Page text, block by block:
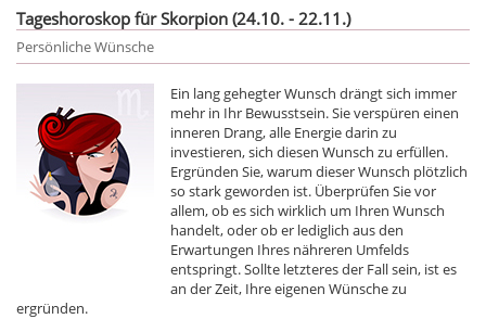
Tageshoroskop für Skorpion (24.10. - 22.11.)
Persönliche Wünsche
Ein lang gehegter Wunsch drängt sich immer
mehr in Ihr Bewusstsein. Sie verspüren einen
inneren Drang, alle Energie darin zu
investieren, sich diesen Wunsch zu erfüllen.
Ergründen Sie, warum dieser Wunsch plötzlich
so stark geworden ist. Überprüfen Sie vor
allem, ob es sich wirklich um Ihren Wunsch
handelt, oder ob er lediglich aus den
Erwartungen Ihres nähreren Umfelds
entspringt. Sollte letzteres der Fall sein, ist es
an der Zeit, Ihre eigenen Wünsche zu
ergründen.